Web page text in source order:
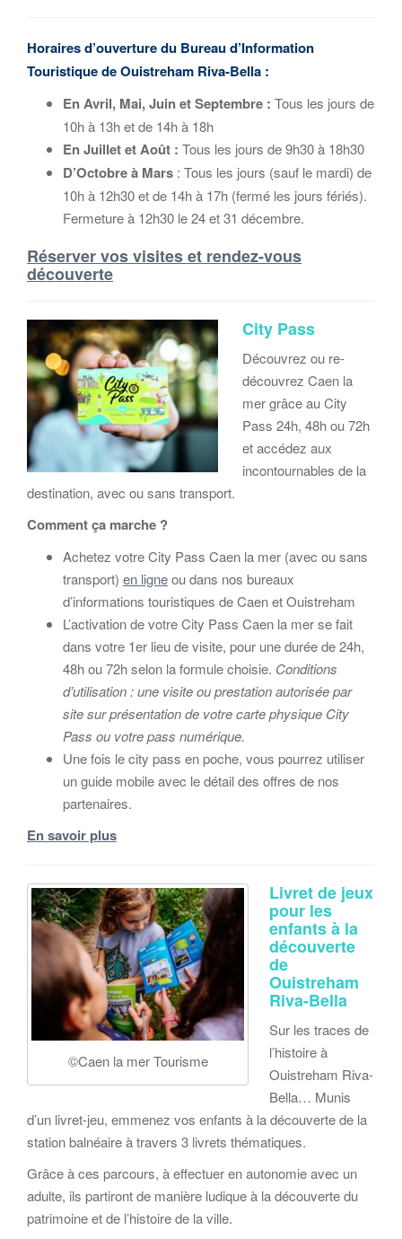
Horaires d’ouverture du Bureau d’Information
Touristique de Ouistreham Riva-Bella :
En Avril, Mai, Juin et Septembre : Tous les jours de
10h à 13h et de 14h à 18h
En Juillet et Août : Tous les jours de 9h30 à 18h30
D’Octobre à Mars : Tous les jours (sauf le mardi) de
10h à 12h30 et de 14h à 17h (fermé les jours fériés).
Fermeture à 12h30 le 24 et 31 décembre.
Réserver vos visites et rendez-vous
découverte
City Pass
Découvrez ou re-
découvrez Caen la
mer grâce au City
Pass 24h, 48h ou 72h
et accédez aux
incontournables de la
destination, avec ou sans transport.
Comment ça marche ?
Achetez votre City Pass Caen la mer (avec ou sans
transport) en ligneou dans nos bureaux
d’informations touristiques de Caen et Ouistreham
L’activation de votre City Pass Caen la mer se fait
dans votre 1er lieu de visite, pour une durée de 24h,
48h ou 72h selon la formule choisie. Conditions
d’utilisation : une visite ou prestation autorisée par
site sur présentation de votre carte physique City
Pass ou votre pass numérique.
Une fois le city pass en poche, vous pourrez utiliser
un guide mobile avec le détail des offres de nos
partenaires.
En savoir plus
©Caen la mer Tourisme
Livret de jeux
pour les
enfants à la
découverte
de
Ouistreham
Riva-Bella
Sur les traces de
l’histoire à
Ouistreham Riva-
Bella… Munis
d’un livret-jeu, emmenez vos enfants à la découverte de la
station balnéaire à travers 3 livrets thématiques.
Grâce à ces parcours, à effectuer en autonomie avec un
adulte, ils partiront de manière ludique à la découverte du
patrimoine et de l’histoire de la ville.